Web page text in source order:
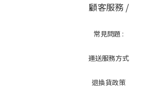
顧客服務 /
常見問題 :
運送服務方式
退換貨政策